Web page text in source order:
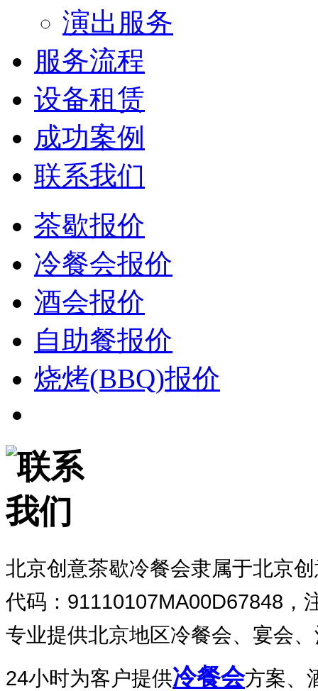
演出服务
服务流程
设备租赁
成功案例
联系我们
茶歇报价
冷餐会报价
酒会报价
自助餐报价
烧烤(BBQ)报价
北京创意茶歇冷餐会隶属于北京
代码：91110107MA00D67848，
专业提供北京地区冷餐会、宴会
24小时为客户提供冷餐会方案、